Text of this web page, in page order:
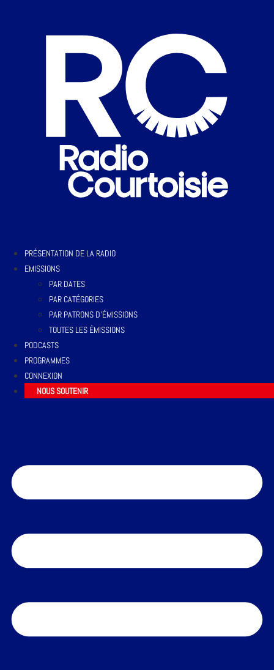
PRÉSENTATION DE LA RADIO
EMISSIONS
PAR DATES
PAR CATÉGORIES
PAR PATRONS D’ÉMISSIONS
TOUTES LES ÉMISSIONS
PODCASTS
PROGRAMMES
CONNEXION
NOUS SOUTENIR